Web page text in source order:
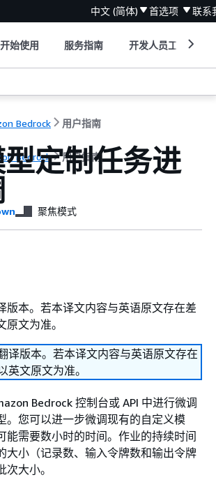
中文 (简体) 首选项 联系
开始使用 服务指南 开发人员工具
Bedrock 用户指南
Bedrock 用户指南
定制任务进
聚焦模式
版本。若本译文内容与英语原文存在差
文为准。
译版本。若本译文内容与英语原文存在
英文原文为准。
Bedrock 控制台或 API 中进行微调
。您可以进一步微调现有的自定义模
能需要数小时的时间。作业的持续时间
大小（记录数、输入令牌数和输出令牌
大小。